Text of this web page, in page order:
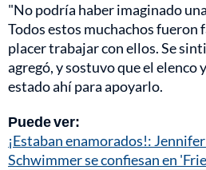
"No podría haber imaginado
Todos estos muchachos fueron
placer trabajar con ellos. Se
agregó, y sostuvo que el elenco
estado ahí para apoyarlo.
Puede ver:
¡Estaban enamorados!:
Schwimmer se confiesan en